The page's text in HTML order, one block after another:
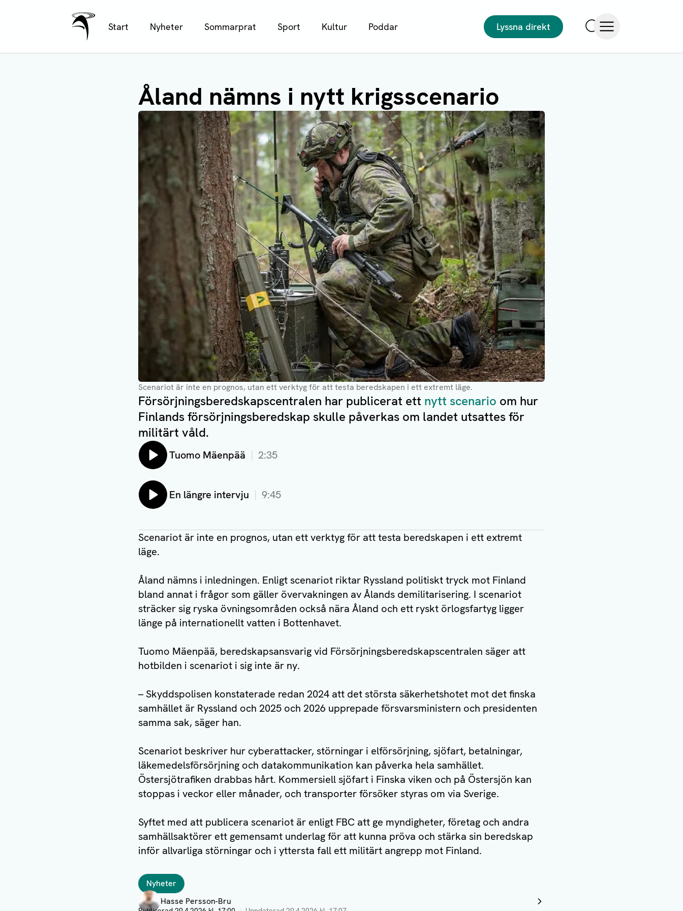
Ålands Radio & TV
Start Nyheter Sommarprat Sport Kultur Poddar
Lyssna direkt
Åland nämns i nytt krigsscenario
Scenariot är inte en prognos, utan ett verktyg för att testa beredskapen i ett extremt läge.
Försörjningsberedskapscentralen har publicerat ett nytt scenario om hur
Finlands försörjningsberedskap skulle påverkas om landet utsattes för
militärt våld.
Lyssna på:
Tuomo Mäenpää 2:35
Lyssna på:
En längre intervju 9:45
Scenariot är inte en prognos, utan ett verktyg för att testa beredskapen i ett extremt
läge.
Åland nämns i inledningen. Enligt scenariot riktar Ryssland politiskt tryck mot Finland
bland annat i frågor som gäller övervakningen av Ålands demilitarisering. I scenariot
sträcker sig ryska övningsområden också nära Åland och ett ryskt örlogsfartyg ligger
länge på internationellt vatten i Bottenhavet.
Tuomo Mäenpää, beredskapsansvarig vid Försörjningsberedskapscentralen säger att
hotbilden i scenariot i sig inte är ny.
– Skyddspolisen konstaterade redan 2024 att det största säkerhetshotet mot det finska
samhället är Ryssland och 2025 och 2026 upprepade försvarsministern och presidenten
samma sak, säger han.
Scenariot beskriver hur cyberattacker, störningar i elförsörjning, sjöfart, betalningar,
läkemedelsförsörjning och datakommunikation kan påverka hela samhället.
Östersjötrafiken drabbas hårt. Kommersiell sjöfart i Finska viken och på Östersjön kan
stoppas i veckor eller månader, och transporter försöker styras om via Sverige.
Syftet med att publicera scenariot är enligt FBC att ge myndigheter, företag och andra
samhällsaktörer ett gemensamt underlag för att kunna pröva och stärka sin beredskap
inför allvarliga störningar och i yttersta fall ett militärt angrepp mot Finland.
TaggarNyheter
Författare
Hasse Persson-Bru
Visa profil